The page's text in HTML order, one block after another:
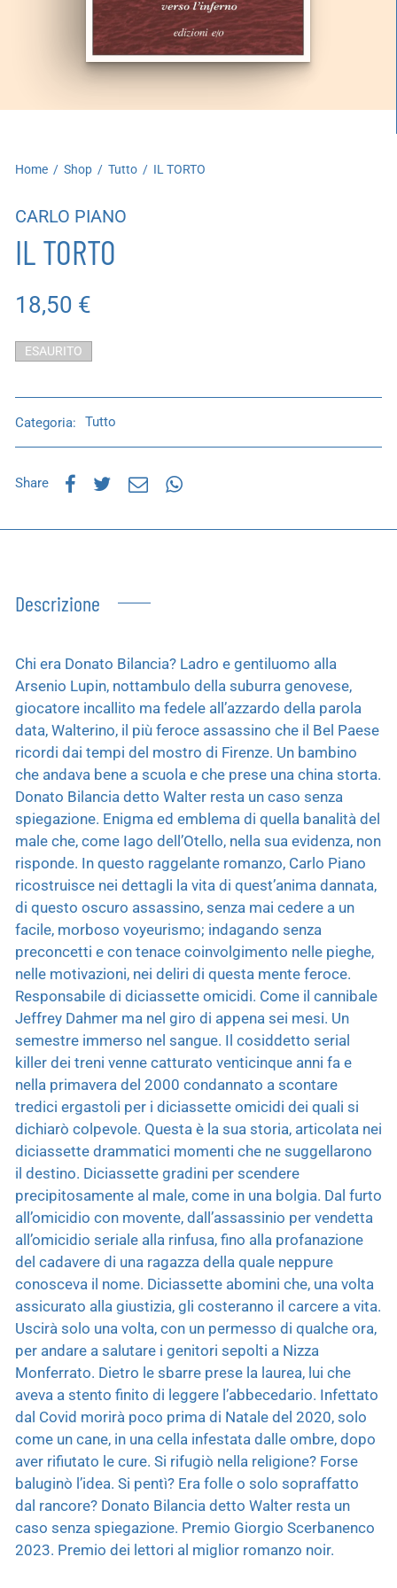
Home / Shop / Tutto / IL TORTO
CARLO PIANO
IL TORTO
18,50 €
ESAURITO
Categoria: Tutto
Share
Descrizione
Chi era Donato Bilancia? Ladro e gentiluomo alla
Arsenio Lupin, nottambulo della suburra genovese,
giocatore incallito ma fedele all’azzardo della parola
data, Walterino, il più feroce assassino che il Bel Paese
ricordi dai tempi del mostro di Firenze. Un bambino
che andava bene a scuola e che prese una china storta.
Donato Bilancia detto Walter resta un caso senza
spiegazione. Enigma ed emblema di quella banalità del
male che, come Iago dell’Otello, nella sua evidenza, non
risponde. In questo raggelante romanzo, Carlo Piano
ricostruisce nei dettagli la vita di quest’anima dannata,
di questo oscuro assassino, senza mai cedere a un
facile, morboso voyeurismo; indagando senza
preconcetti e con tenace coinvolgimento nelle pieghe,
nelle motivazioni, nei deliri di questa mente feroce.
Responsabile di diciassette omicidi. Come il cannibale
Jeffrey Dahmer ma nel giro di appena sei mesi. Un
semestre immerso nel sangue. Il cosiddetto serial
killer dei treni venne catturato venticinque anni fa e
nella primavera del 2000 condannato a scontare
tredici ergastoli per i diciassette omicidi dei quali si
dichiarò colpevole. Questa è la sua storia, articolata nei
diciassette drammatici momenti che ne suggellarono
il destino. Diciassette gradini per scendere
precipitosamente al male, come in una bolgia. Dal furto
all’omicidio con movente, dall’assassinio per vendetta
all’omicidio seriale alla rinfusa, fino alla profanazione
del cadavere di una ragazza della quale neppure
conosceva il nome. Diciassette abomini che, una volta
assicurato alla giustizia, gli costeranno il carcere a vita.
Uscirà solo una volta, con un permesso di qualche ora,
per andare a salutare i genitori sepolti a Nizza
Monferrato. Dietro le sbarre prese la laurea, lui che
aveva a stento finito di leggere l’abbecedario. Infettato
dal Covid morirà poco prima di Natale del 2020, solo
come un cane, in una cella infestata dalle ombre, dopo
aver rifiutato le cure. Si rifugiò nella religione? Forse
baluginò l’idea. Si pentì? Era folle o solo sopraffatto
dal rancore? Donato Bilancia detto Walter resta un
caso senza spiegazione. Premio Giorgio Scerbanenco
2023. Premio dei lettori al miglior romanzo noir.